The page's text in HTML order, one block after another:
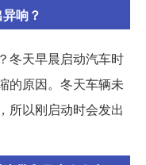
响？
冬天早晨启动汽车时
的原因。冬天车辆未
所以刚启动时会发出